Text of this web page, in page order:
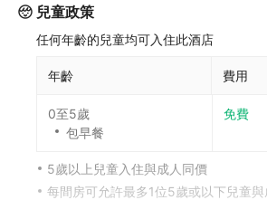
兒童政策
任何年齡的兒童均可入住此酒店
年齡 費用
0至5歲
包早餐
免費
5歲以上兒童入住與成人同價
每間房可允許最多1位5歲或以下兒童